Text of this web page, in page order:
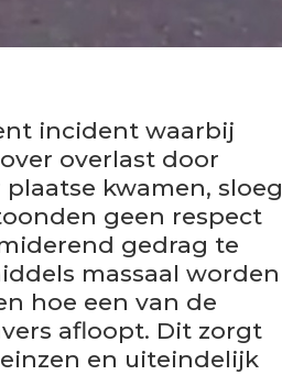
incident waarbij
overlast door
kwamen, sloeg
geen respect
gedrag te
massaal worden
hoe een van de
afloopt. Dit zorgt
en uiteindelijk